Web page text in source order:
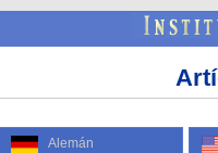
Alemán